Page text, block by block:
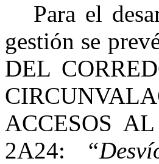
Para el
gestión se
DEL
ACCESOS
2A24: